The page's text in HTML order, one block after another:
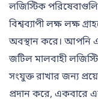
লজিস্টিক
বিশ্বব্যাপী লক্ষ লক্ষ
অবস্থান করে। আপনি
জটিল মালবাহী
সংযুক্ত রাখার জন্য
প্রদান করে, একবারে